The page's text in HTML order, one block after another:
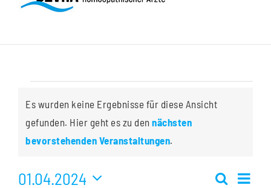
Veranstaltungen
Hinweis
Es wurden keine Ergebnisse für diese Ansicht
gefunden. Hier geht es zu den nächsten
bevorstehenden Veranstaltungen.
SucheMonat
01.04.2024